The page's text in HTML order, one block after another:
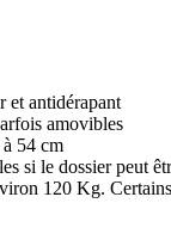
et antidérapant
amovibles
à 54 cm
si le dossier peut
120 Kg.